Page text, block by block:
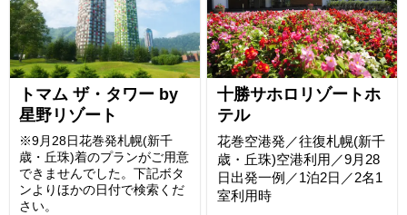
トマム ザ・タワー by
星野リゾート
※9月28日花巻発札幌(新千
歳・丘珠)着のプランがご用意
できませんでした。下記ボタ
ンよりほかの日付で検索くだ
さい。
十勝サホロリゾートホ
テル
花巻空港発／往復札幌(新千
歳・丘珠)空港利用／9月28
日出発一例／1泊2日／2名1
室利用時